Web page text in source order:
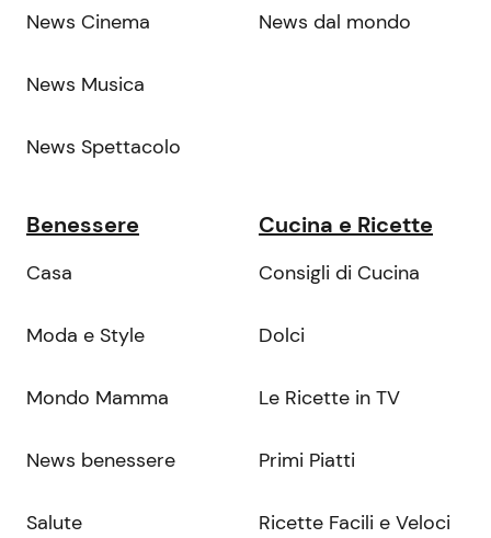
News Cinema
News Musica
News Spettacolo
News dal mondo
Benessere
Casa
Moda e Style
Mondo Mamma
News benessere
Salute
Cucina e Ricette
Consigli di Cucina
Dolci
Le Ricette in TV
Primi Piatti
Ricette Facili e Veloci